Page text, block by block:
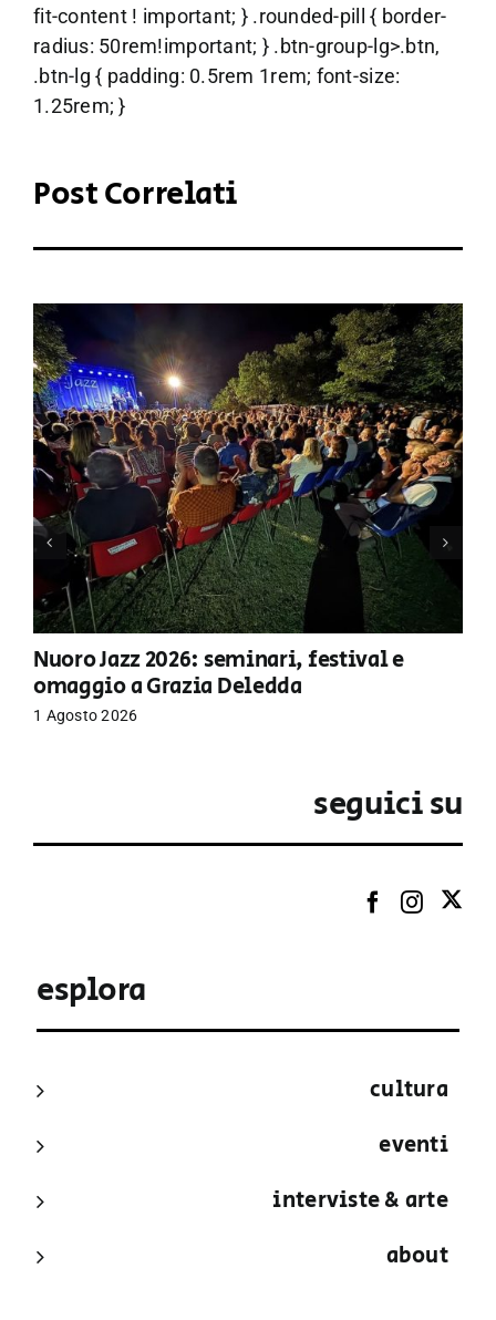
fit-content ! important; } .rounded-pill { border-
radius: 50rem!important; } .btn-group-lg>.btn,
.btn-lg { padding: 0.5rem 1rem; font-size:
1.25rem; }
Post Correlati
Nuoro Jazz 2026: seminari, festival e
omaggio a Grazia Deledda
1 Agosto 2026
seguici su
esplora
cultura
eventi
interviste & arte
about